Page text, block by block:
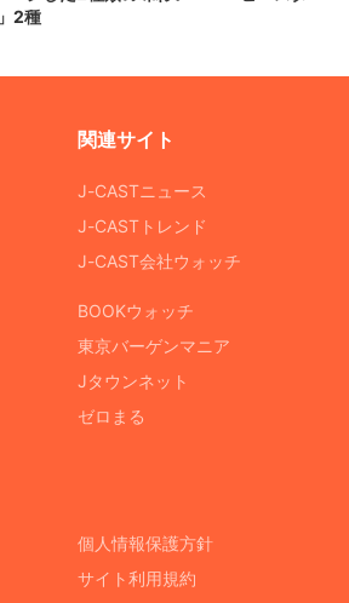
2種
関連サイト
J-CASTニュース
J-CASTトレンド
J-CAST会社ウォッチ
BOOKウォッチ
東京バーゲンマニア
Jタウンネット
ゼロまる
個人情報保護方針
サイト利用規約